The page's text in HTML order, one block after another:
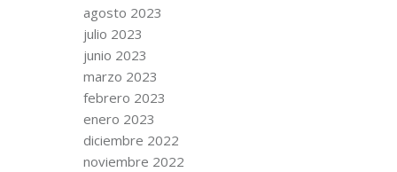
agosto 2023
julio 2023
junio 2023
marzo 2023
febrero 2023
enero 2023
diciembre 2022
noviembre 2022